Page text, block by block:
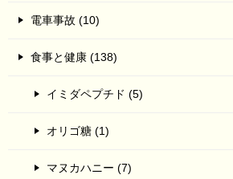
電車事故 (10)
食事と健康 (138)
イミダペプチド (5)
オリゴ糖 (1)
マヌカハニー (7)